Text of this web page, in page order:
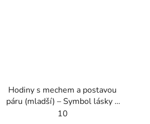
Hodiny s mechem a postavou
páru (mladší) – Symbol lásky a
elegance
10